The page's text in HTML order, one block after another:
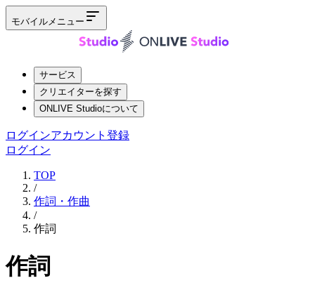
モバイルメニュー
サービス
クリエイターを探す
ONLIVE Studioについて
ログインアカウント登録
ログイン
TOP
/
作詞・作曲
/
作詞
作詞